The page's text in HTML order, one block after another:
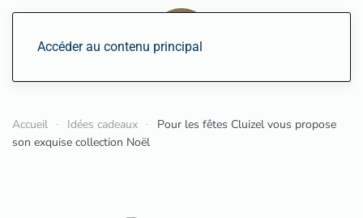
Accéder au contenu principal
Accueil Idées cadeaux
Pour les fêtes Cluizel vous propose
son exquise collection Noël